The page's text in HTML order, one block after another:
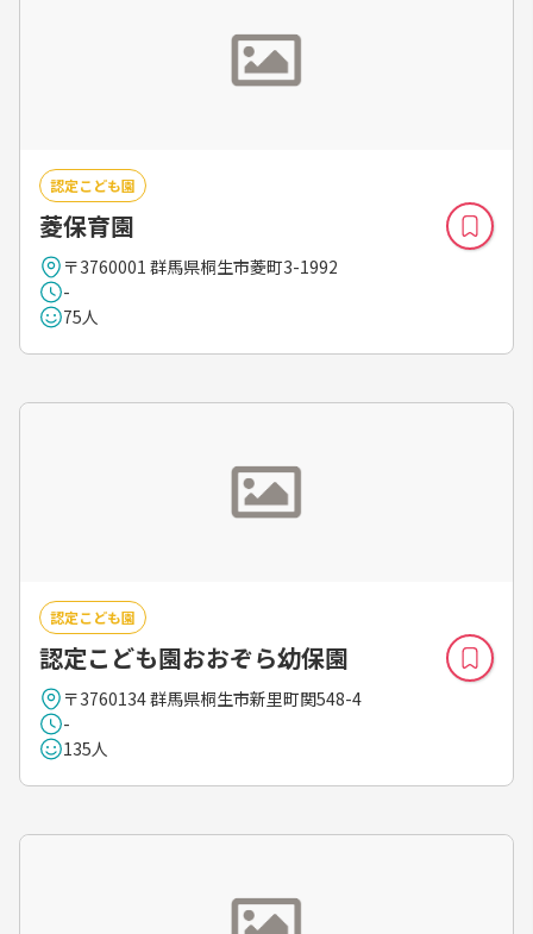
認定こども園
菱保育園
〒3760001 群馬県桐生市菱町3-1992
-
75人
認定こども園
認定こども園おおぞら幼保園
〒3760134 群馬県桐生市新里町関548-4
-
135人